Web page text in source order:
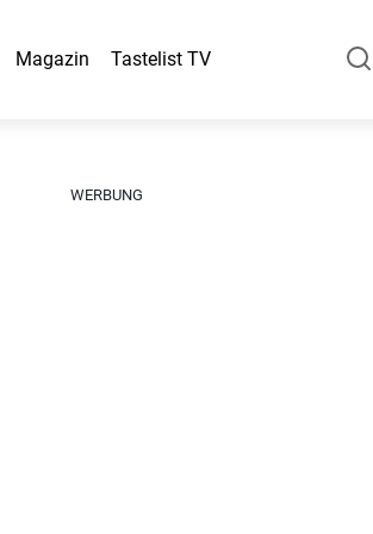
Magazin Tastelist TV
WERBUNG